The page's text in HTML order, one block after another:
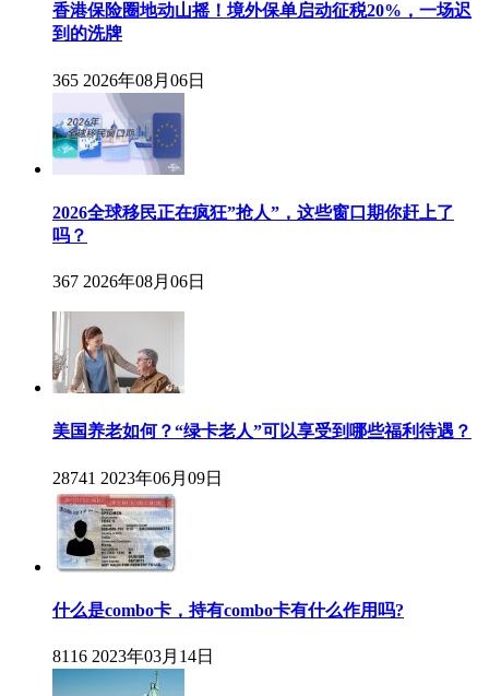
香港保险圈地动山摇！境外保单启动征税20%，一场迟
到的洗牌
365 2026年08月06日
2026全球移民正在疯狂”抢人”，这些窗口期你赶上了
吗？
367 2026年08月06日
美国养老如何？“绿卡老人”可以享受到哪些福利待遇？
28741 2023年06月09日
什么是combo卡，持有combo卡有什么作用吗?
8116 2023年03月14日